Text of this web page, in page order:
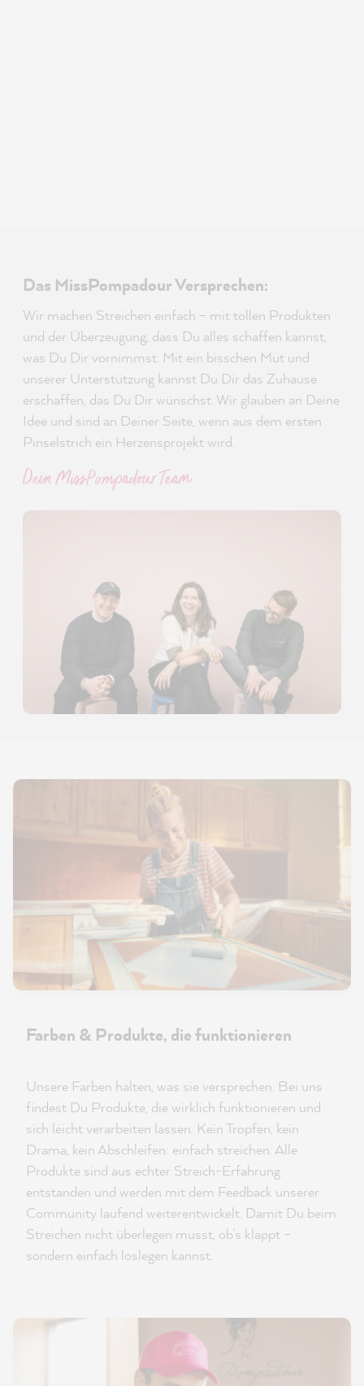
Das MissPompadour Versprechen:
Wir machen Streichen einfach – mit tollen Produkten
und der Überzeugung, dass Du alles schaffen kannst,
was Du Dir vornimmst. Mit ein bisschen Mut und
unserer Unterstützung kannst Du Dir das Zuhause
erschaffen, das Du Dir wünschst. Wir glauben an Deine
Idee und sind an Deiner Seite, wenn aus dem ersten
Pinselstrich ein Herzensprojekt wird.
Dein MissPompadour Team
Farben & Produkte, die funktionieren
Unsere Farben halten, was sie versprechen. Bei uns
findest Du Produkte, die wirklich funktionieren und
sich leicht verarbeiten lassen. Kein Tropfen, kein
Drama, kein Abschleifen: einfach streichen. Alle
Produkte sind aus echter Streich-Erfahrung
entstanden und werden mit dem Feedback unserer
Community laufend weiterentwickelt. Damit Du beim
Streichen nicht überlegen musst, ob’s klappt –
sondern einfach loslegen kannst.